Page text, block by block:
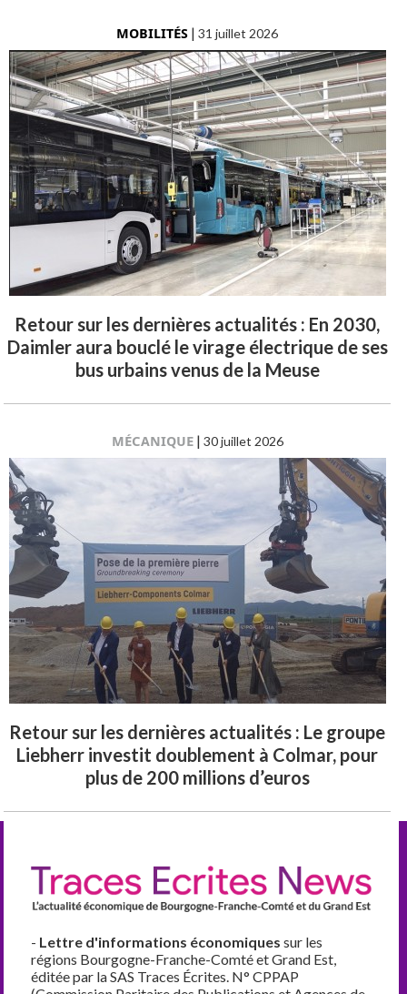
MOBILITÉS |31 juillet 2026
Retour sur les dernières actualités : En 2030,
Daimler aura bouclé le virage électrique de ses
bus urbains venus de la Meuse
MÉCANIQUE| 30 juillet 2026
Retour sur les dernières actualités : Le groupe
Liebherr investit doublement à Colmar, pour
plus de 200 millions d’euros
- Lettre d'informations économiques sur les
régions Bourgogne-Franche-Comté et Grand Est,
éditée par la SAS Traces Écrites. N° CPPAP